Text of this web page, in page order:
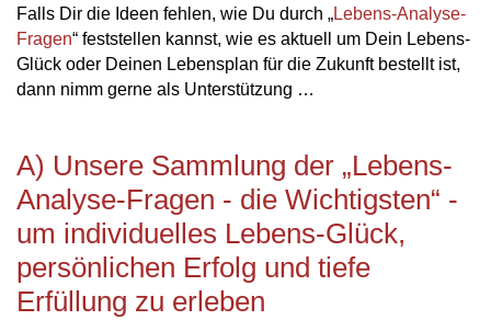
Falls Dir die Ideen fehlen, wie Du durch „Lebens-Analyse-
Fragen“ feststellen kannst, wie es aktuell um Dein Lebens-
Glück oder Deinen Lebensplan für die Zukunft bestellt ist,
dann nimm gerne als Unterstützung …
A) Unsere Sammlung der „Lebens-
Analyse-Fragen - die Wichtigsten“ -
um individuelles Lebens-Glück,
persönlichen Erfolg und tiefe
Erfüllung zu erleben